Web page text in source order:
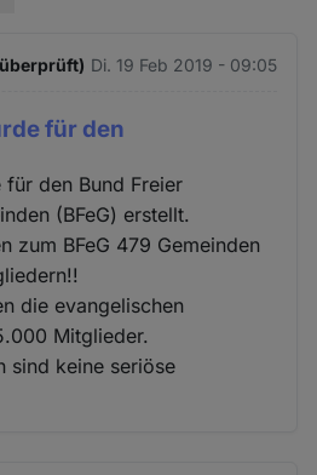
Di. 19 Feb 2019 - 09:05
für den
den Bund Freier
(BFeG) erstellt.
zum BFeG 479 Gemeinden
die evangelischen
Mitglieder.
sind keine seriöse